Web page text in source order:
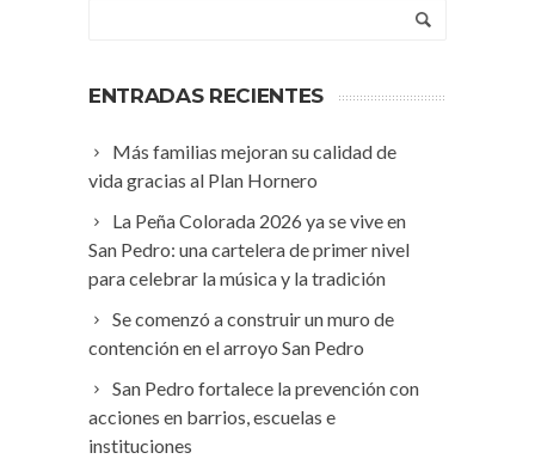
ENTRADAS RECIENTES
Más familias mejoran su calidad de
vida gracias al Plan Hornero
La Peña Colorada 2026 ya se vive en
San Pedro: una cartelera de primer nivel
para celebrar la música y la tradición
Se comenzó a construir un muro de
contención en el arroyo San Pedro
San Pedro fortalece la prevención con
acciones en barrios, escuelas e
instituciones